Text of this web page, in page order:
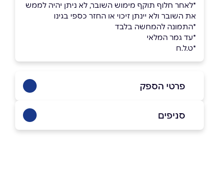
*לאחר חלוף תוקף מימוש השובר, לא ניתן יהיה לממש
את השובר ולא יינתן זיכוי או החזר כספי בגינו
*התמונה להמחשה בלבד
*עד גמר המלאי
*ט.ל.ח
פרטי הספק
באתר בפייסבוק
סניפים